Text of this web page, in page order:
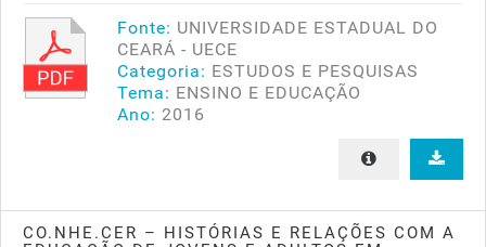
Fonte: UNIVERSIDADE ESTADUAL DO
CEARÁ - UECE
Categoria: ESTUDOS E PESQUISAS
Tema: ENSINO E EDUCAÇÃO
Ano: 2016
CO.NHE.CER – HISTÓRIAS E RELAÇÕES COM A